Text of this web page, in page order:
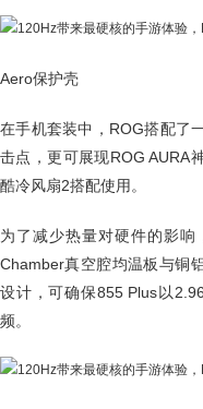
Aero保护壳
在手机套装中，ROG搭配了
击点，更可展现ROG AURA
酷冷风扇2搭配使用。
为了减少热量对硬件的影
Chamber真空腔均温板与铜
设计，可确保855 Plus以
频。